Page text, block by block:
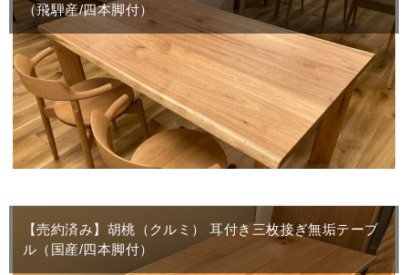
（飛騨産/四本脚付）
【売約済み】胡桃（クルミ） 耳付き三枚接ぎ無垢テーブ
ル（国産/四本脚付）